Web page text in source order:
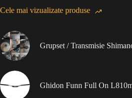
Cele mai vizualizate produse
Grupset / Transmisie
Ghidon Funn Full On